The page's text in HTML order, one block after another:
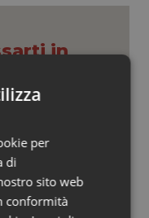
in
per sanità
Il 7 agosto
per
di
sito web
conformità